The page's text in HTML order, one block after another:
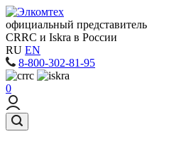
официальный представитель
CRRC и Iskra в России
RU EN
8-800-302-81-95
0